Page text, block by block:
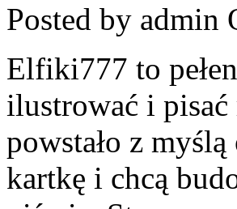
Posted by admin
Elfiki777 to
ilustrować i pisać
powstało z
kartkę i chcą